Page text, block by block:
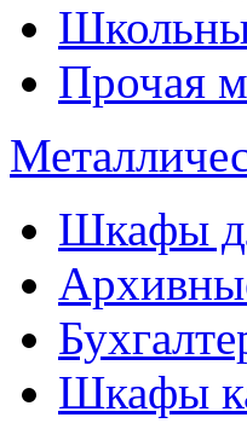
Прочая
Шкафы
Шкафы